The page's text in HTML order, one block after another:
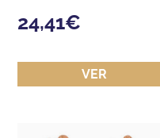
24,41€
VER